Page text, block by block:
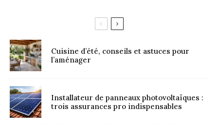
Cuisine d’été, conseils et astuces pour
l’aménager
Installateur de panneaux photovoltaïques :
trois assurances pro indispensables